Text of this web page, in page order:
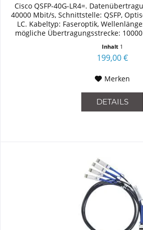
Cisco QSFP-40G-LR4=.
40000 Mbit/s, Schnittstelle: QSFP,
LC. Kabeltyp: Faseroptik,
mögliche Übertragungsstrecke:
Inhalt 1
199,00 €
Merken
DETAILS